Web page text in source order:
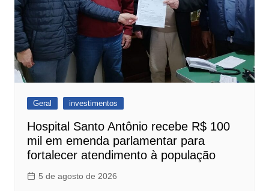
Geral investimentos
Hospital Santo Antônio recebe R$ 100
mil em emenda parlamentar para
fortalecer atendimento à população
5 de agosto de 2026